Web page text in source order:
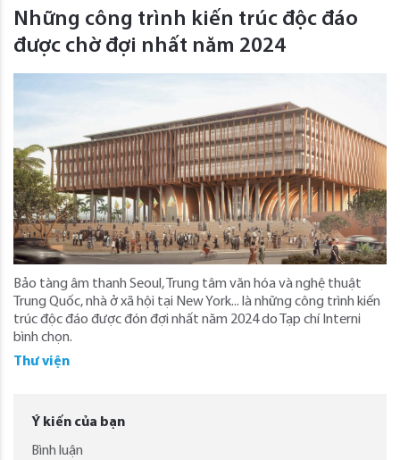
Những công trình kiến trúc độc đáo
được chờ đợi nhất năm 2024
Bảo tàng âm thanh Seoul, Trung tâm văn hóa và nghệ thuật
Trung Quốc, nhà ở xã hội tại New York... là những công trình kiến
trúc độc đáo được đón đợi nhất năm 2024 do Tạp chí Interni
bình chọn.
Thư viện
Ý kiến của bạn
Bình luận